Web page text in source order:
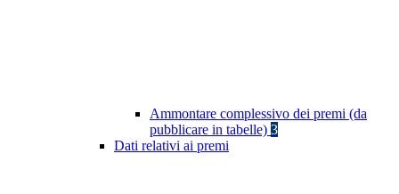
Ammontare complessivo dei premi (da
pubblicare in tabelle) 3
Dati relativi ai premi